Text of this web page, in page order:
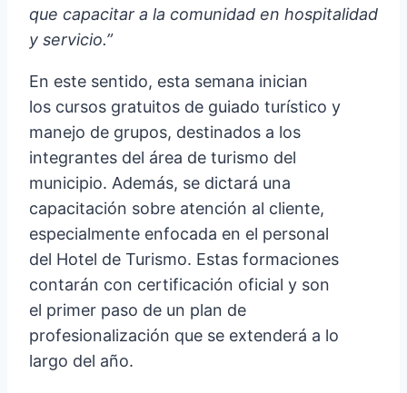
que capacitar a la comunidad en hospitalidad
y servicio.”
En este sentido, esta semana inician
los cursos gratuitos de guiado turístico y
manejo de grupos, destinados a los
integrantes del área de turismo del
municipio. Además, se dictará una
capacitación sobre atención al cliente,
especialmente enfocada en el personal
del Hotel de Turismo. Estas formaciones
contarán con certificación oficial y son
el primer paso de un plan de
profesionalización que se extenderá a lo
largo del año.